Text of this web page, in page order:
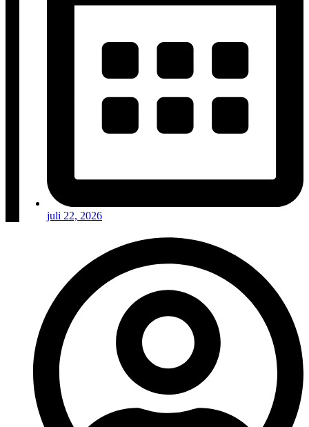
juli 22, 2026